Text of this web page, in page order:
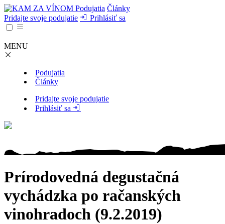
Podujatia Články
Pridajte svoje podujatie
Prihlásiť sa
MENU
Podujatia
Články
Pridajte svoje podujatie
Prihlásiť sa
Prírodovedná degustačná
vychádzka po račanských
vinohradoch (9.2.2019)